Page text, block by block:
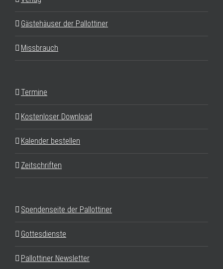
Gästehäuser der Pallottiner
Missbrauch
Termine
Kostenloser Download
Kalender bestellen
Zeitschriften
Spendenseite der Pallottiner
Gottesdienste
Pallottiner Newsletter